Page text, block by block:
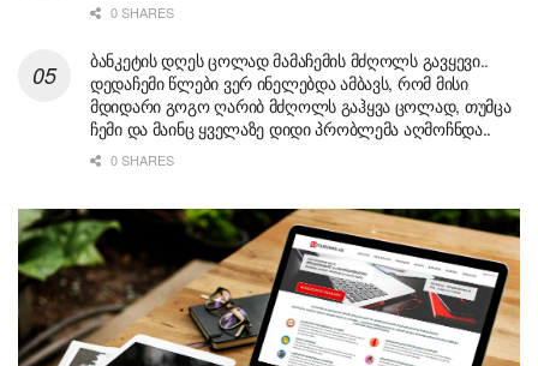
0 SHARES
ბანკეტის დღეს ცოლად მამაჩემის მძღოლს გავყევი..
დედაჩემი წლები ვერ ინელებდა ამბავს, რომ მისი
მდიდარი გოგო ღარიბ მძღოლს გაჰყვა ცოლად, თუმცა
ჩემი და მაინც ყველაზე დიდი პრობლემა აღმოჩნდა..
0 SHARES